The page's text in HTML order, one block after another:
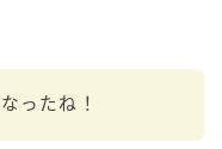
ったね！